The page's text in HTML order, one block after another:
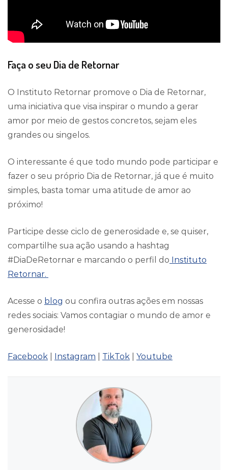
Faça o seu Dia de Retornar
O Instituto Retornar promove o Dia de Retornar,
uma iniciativa que visa inspirar o mundo a gerar
amor por meio de gestos concretos, sejam eles
grandes ou singelos.
O interessante é que todo mundo pode participar e
fazer o seu próprio Dia de Retornar, já que é muito
simples, basta tomar uma atitude de amor ao
próximo!
Participe desse ciclo de generosidade e, se quiser,
compartilhe sua ação usando a hashtag
#DiaDeRetornar e marcando o perfil do Instituto
Retornar.
Acesse o blog ou confira outras ações em nossas
redes sociais: Vamos contagiar o mundo de amor e
generosidade!
Facebook Instagram TikTok Youtube